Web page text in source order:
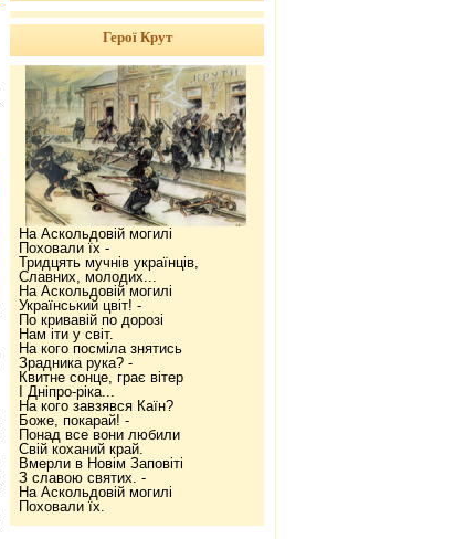
Герої Крут
На Аскольдовій могилі
Поховали їх -
Тридцять мучнів українців,
Славних, молодих...
На Аскольдовій могилі
Український цвіт! -
По кривавій по дорозі
Нам іти у світ.
На кого посміла знятись
Зрадника рука? -
Квитне сонце, грає вітер
І Дніпро-ріка...
На кого завзявся Каїн?
Боже, покарай! -
Понад все вони любили
Свій коханий край.
Вмерли в Новім Заповіті
З славою святих. -
На Аскольдовій могилі
Поховали їх.